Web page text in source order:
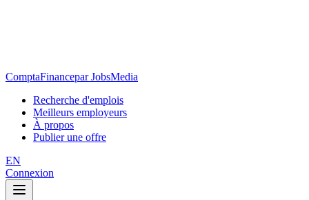
ComptaFinancepar JobsMedia
Recherche d'emplois
Meilleurs employeurs
À propos
Publier une offre
EN
Connexion